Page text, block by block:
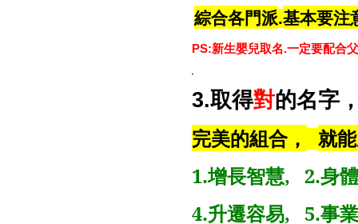
綜合各門派.基本要注
PS:新生嬰兒取名.一定要配合
3.取得對的名字
完美的組合，
就
1.增長智慧, 2.身
4.升遷容易, 5.事